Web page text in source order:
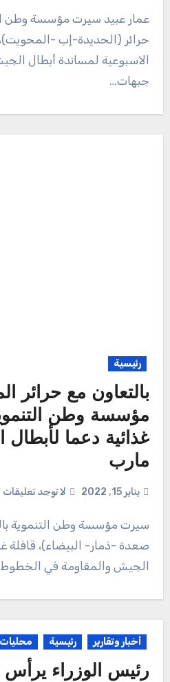
عمار عبيد سيرت مؤسسة وطن التنموية بالتعاون مع
حرائر (الحديدة-إب -المحويت)،
الاسبوعية لمساندة أبطال
جبهات…
رئيسية
بالتعاون مع حرائر
مؤسسة وطن
غذائية دعما
مارب
يناير 15, 2022 لا توجد تعليقات
سيرت مؤسسة وطن التنموية بالتعاون مع حرائر (عمران-
صعدة -ذمار- البيضاء)، قافلة
الجيش والمقاومة في الخطوط
أخبار وتقارير رئيسية محليات
رئيس الوزراء يرأس